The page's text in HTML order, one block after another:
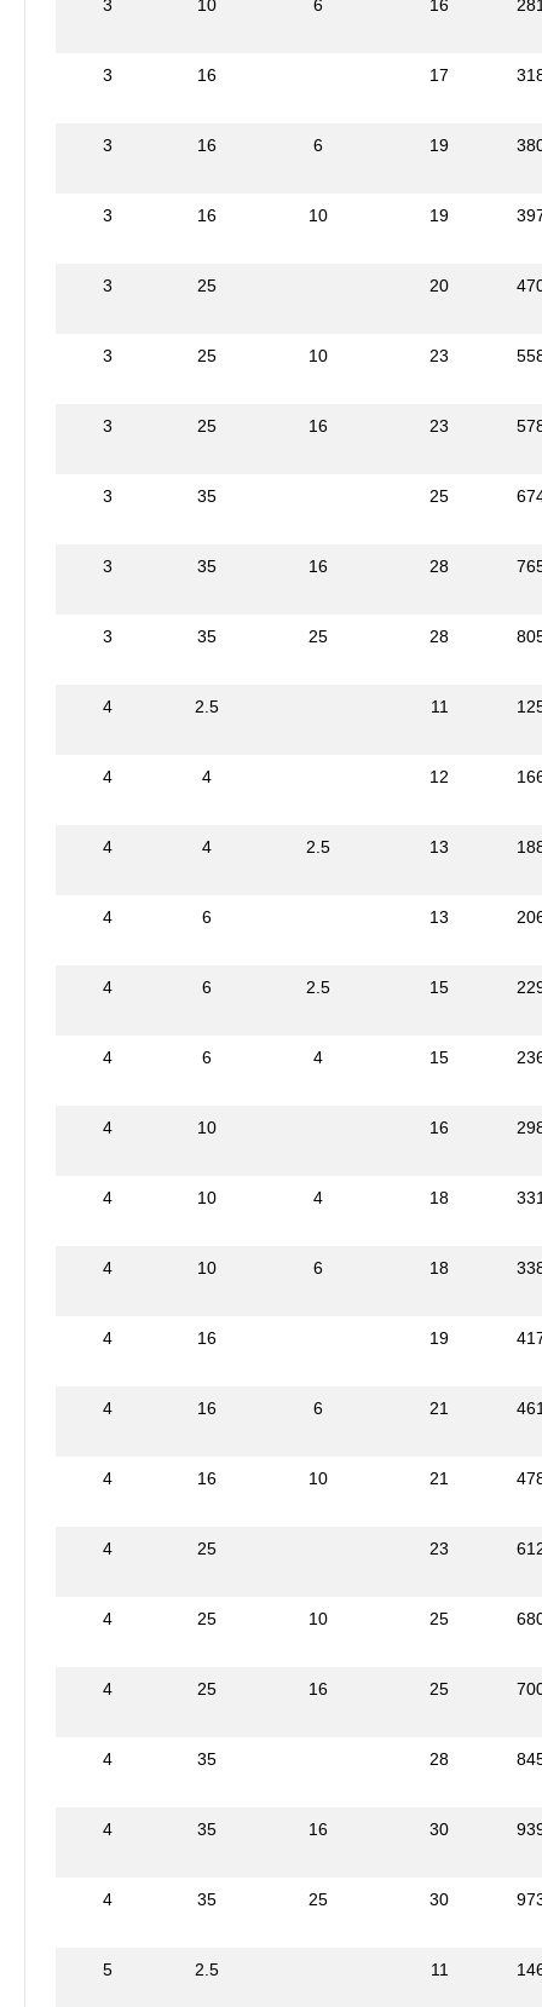
3 10 6 16
3 16 17
3 16 6 19
3 16 10 19
3 25 20
3 25 10 23
3 25 16 23
3 35 25
3 35 16 28
3 35 25 28
4 2.5 11
4 4 12
4 4 2.5 13
4 6 13
4 6 2.5 15
4 6 4 15
4 10 16
4 10 4 18
4 10 6 18
4 16 19
4 16 6 21
4 16 10 21
4 25 23
4 25 10 25
4 25 16 25
4 35 28
4 35 16 30
4 35 25 30
5 2.5 11